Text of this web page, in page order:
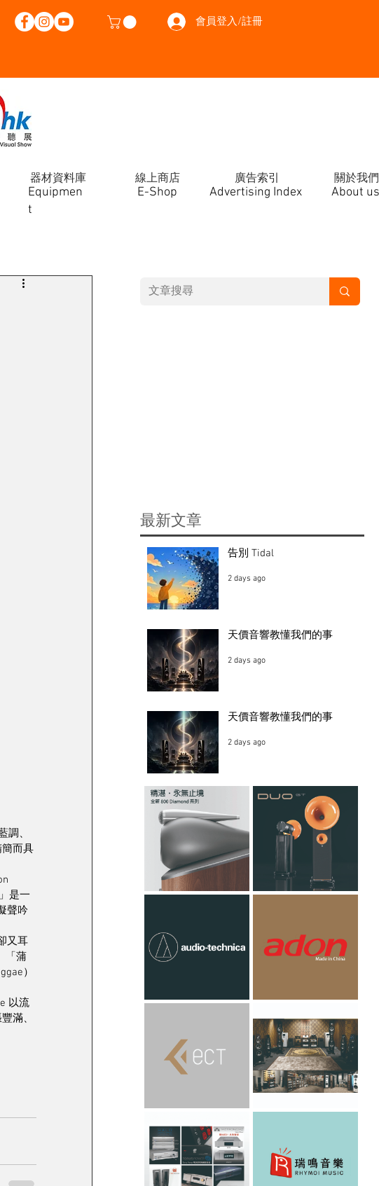
會員登入/註冊
器材資料庫 線上商店 廣告索引 關於我們
Equipmen
t
E-Shop About us
Advertising Index
調、
而具
是一
聲吟
又耳
「蒲
）
以流
滿、
​最新文章
告別 Tidal
2 days ago
天價音響教懂我們的事
2 days ago
天價音響教懂我們的事
2 days ago